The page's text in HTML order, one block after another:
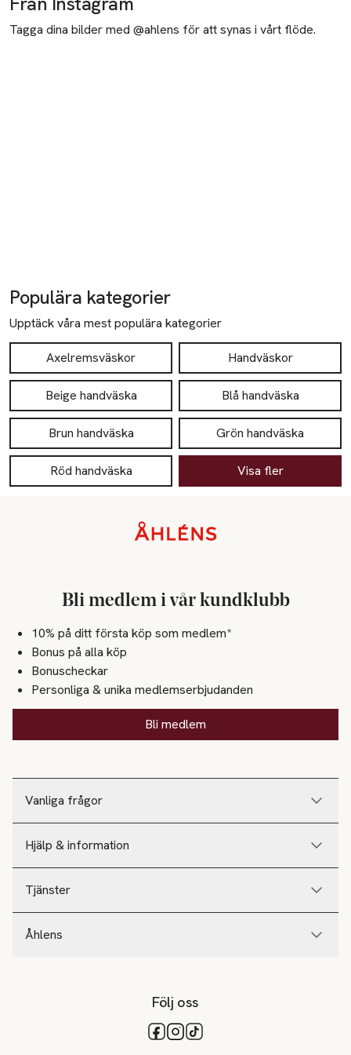
Tagga dina bilder med @ahlens för att synas i vårt flöde.
Populära kategorier
Upptäck våra mest populära kategorier
Axelremsväskor Handväskor
Beige handväska Blå handväska
Brun handväska Grön handväska
Röd handväska Visa fler
Vanliga frågor
Hjälp & information
Tjänster
Åhlens
Bli medlem i vår kundklubb
10% på ditt första köp som medlem*
Bonus på alla köp
Bonuscheckar
Personliga & unika medlemserbjudanden
Bli medlem
Följ oss